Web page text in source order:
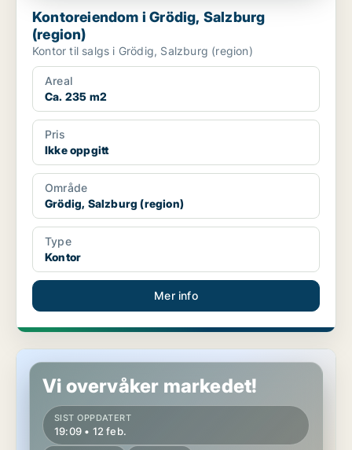
Kontoreiendom i Grödig, Salzburg
(region)
Kontor til salgs i Grödig, Salzburg (region)
Areal
Ca. 235 m2
Pris
Ikke oppgitt
Område
Grödig, Salzburg (region)
Type
Kontor
Mer info
Kontoreiendom i Grödig, Salzburg (region)
Vi overvåker markedet!
SIST OPPDATERT
19:09 • 12 feb.